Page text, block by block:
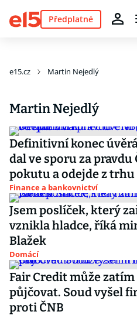
Předplatné
e15.cz Martin Nejedlý
Martin Nejedlý
Definitivní konec
dal ve sporu za
pokutu a odejde z trhu
Finance a bankovnictví
Jsem poslíček, který
vznikla hladce, říká
Blažek
Domácí
Fair Credit může
půjčovat. Soud vyšel
proti ČNB